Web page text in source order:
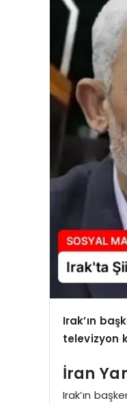
Irak’ın
televizyon
İran
Irak’ın